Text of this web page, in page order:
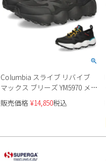
Columbia スライブ リバイブ
マックス ブリーズ YM5970 メン
ズ
販売価格 ¥14,850税込